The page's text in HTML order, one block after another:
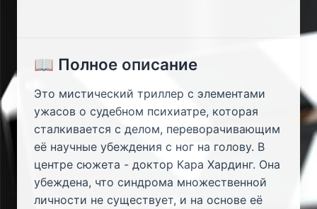
📖 Полное описание
Это мистический триллер с элементами
ужасов о судебном психиатре, которая
сталкивается с делом, переворачивающим
её научные убеждения с ног на голову. В
центре сюжета - доктор Кара Хардинг. Она
убеждена, что синдрома множественной
личности не существует, и на основе её